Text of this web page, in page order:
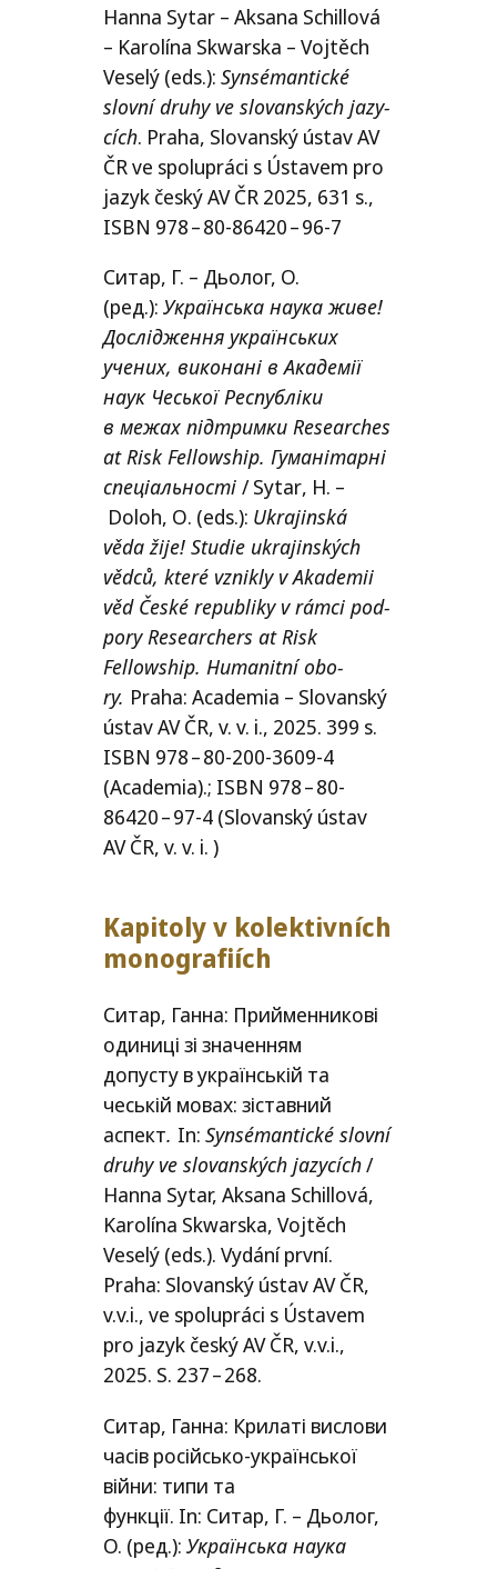
Hanna Sytar – Aksana Schillová
– Karolína Skwarska – Vojtěch
Veselý (eds.):Synsémantické
slov­ní dru­hy ve slo­van­ských jazy­
cích. Praha, Slovanský ústavAV
ČRve spo­lu­prá­ci s Ústavem pro
jazyk čes­kýAVČR 2025, 631 s.,
ISBN 978 – 80-86420 – 96‑7
Ситар, Г. – Дьолог, О.
(ред.):Українська наука живе!
Дослідження українських
учених, виконані в Академії
наук Чеської Республіки
в межах підтримки Researches
at Risk Fellowship. Гуманітарні
спеціальності/Sytar, H. –
Doloh, O. (eds.): Ukrajinská
věda žije! Studie ukra­jin­ských
věd­ců, kte­ré vznik­ly v Akademii
věd České repub­li­ky v rám­ci pod­
po­ry Researchers at Risk
Fellowship. Humanitní obo­
ry. Praha: Academia – Slovanský
ústavAVČR, v. v. i., 2025. 399 s.
ISBN 978 – 80-200‑3609‑4
(Academia).; ISBN 978 – 80-
86420 – 97‑4 (Slovanský ústav
AVČR, v. v. i. )
Kapitoly v kolek­tiv­ních
monografiích
Ситар, Ганна: Прийменникові
одиниці зі значенням
допусту в українській та
чеській мовах: зіставний
аспект. In:Synsémantické slov­ní
dru­hy ve slo­van­ských jazy­cích/​
Hanna Sytar, Aksana Schillová,
Karolína Skwarska, Vojtěch
Veselý (eds.). Vydání prv­ní.
Praha: Slovanský ústavAVČR,
v.v.i., ve spo­lu­prá­ci s Ústavem
pro jazyk čes­kýAVČR, v.v.i.,
2025. S. 237 – 268.
Ситар, Ганна: Крилаті вислови
часів російсько-української
війни: типи та
функції. In: Ситар, Г. – Дьолог,
О. (ред.):Українська наука